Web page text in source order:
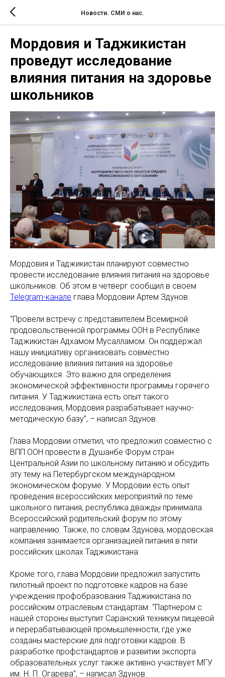
Новости. СМИ о нас.
Мордовия и Таджикистан
проведут исследование
влияния питания на здоровье
школьников
Мордовия и Таджикистан планируют совместно
провести исследование влияния питания на здоровье
школьников. Об этом в четверг сообщил в своем
Telegram-канале глава Мордовии Артем Здунов.
“Провели встречу с представителем Всемирной
продовольственной программы ООН в Республике
Таджикистан Адхамом Мусалламом. Он поддержал
нашу инициативу организовать совместно
исследование влияния питания на здоровье
обучающихся. Это важно для определения
экономической эффективности программы горячего
питания. У Таджикистана есть опыт такого
исследования, Мордовия разрабатывает научно-
методическую базу”, – написал Здунов.
Глава Мордовии отметил, что предложил совместно с
ВПП ООН провести в Душанбе Форум стран
Центральной Азии по школьному питанию и обсудить
эту тему на Петербургском международном
экономическом форуме. У Мордовии есть опыт
проведения всероссийских мероприятий по теме
школьного питания, республика дважды принимала
Всероссийский родительский форум по этому
направлению. Также, по словам Здунова, мордовская
компания занимается организацией питания в пяти
российских школах Таджикистана.
Кроме того, глава Мордовии предложил запустить
пилотный проект по подготовке кадров на базе
учреждения профобразования Таджикистана по
российским отраслевым стандартам. “Партнером с
нашей стороны выступит Саранский техникум пищевой
и перерабатывающей промышленности, где уже
созданы мастерские для подготовки кадров. В
разработке профстандартов и развитии экспорта
образовательных услуг также активно участвует МГУ
им. Н. П. Огарева”, – написал Здунов.